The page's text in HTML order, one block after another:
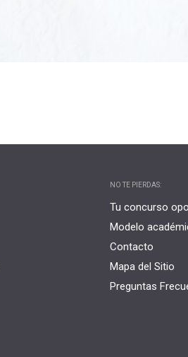
NO TE PIERDAS:
Tu concurso
Modelo
Contacto
Mapa del Sitio
Preguntas